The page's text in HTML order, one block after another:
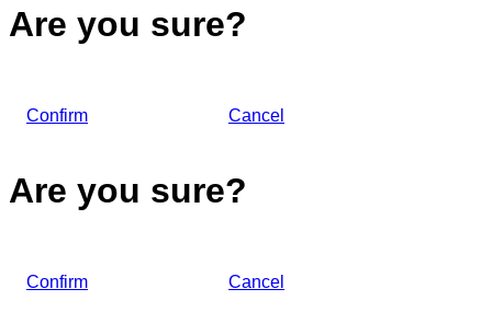
Are you sure?
Confirm Cancel
Are you sure?
Confirm Cancel